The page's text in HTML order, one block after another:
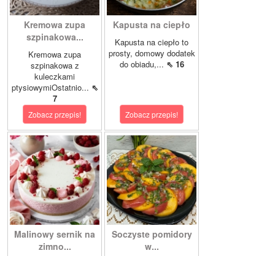
Kremowa zupa
szpinakowa...
Kremowa zupa
szpinakowa z
kuleczkami
ptysiowymiOstatnio... ⇖
7
Zobacz przepis!
Kapusta na ciepło
Kapusta na ciepło to
prosty, domowy dodatek
do obiadu,... ⇖ 16
Zobacz przepis!
Malinowy sernik na
zimno...
Soczyste pomidory
w...